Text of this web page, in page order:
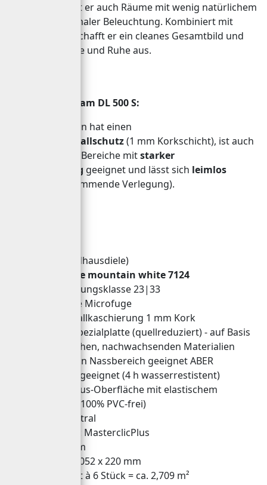
strahlend erhellt er auch Räume mit wenig natürlichem
Licht oder minimaler Beleuchtung. Kombiniert mit
hellen Möbeln schafft er ein cleanes Gesamtbild und
strahlt Harmonie und Ruhe aus.
Das Besondere am DL 500 S:
Der Designboden hat einen
Schallschutz(1 mm Korkschicht), ist auch
für gewerbliche Bereiche mitstarker
Beanspruchung geeignet und lässt sich leimlos
(schwimmende Verlegung).
1-Stab (Landhausdiele)
Dekor: Eiche mountain white 7124
Beanspruchungsklasse 23|33
Umlaufende Microfuge
Mit Trittschallkaschierung 1 mm Kork
AquaSafe-Spezialplatte (quellreduziert) - auf Basis
von natürlichen, nachwachsenden Materialien
für den Nassbereich geeignet ABER
feuchtraumgeeignet (4 h wasserrestistent)
Puretec® Plus-Oberfläche mit elastischem
Spezialfilm (100% PVC-frei)
geruchsneutral
Klicksystem: MasterclicPlus
Stärke: 8 mm
Deckmaß: 2052 x 220 mm
Inhalt: Paket à 6 Stück = ca. 2,709 m²